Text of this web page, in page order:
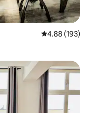
คะแนนเฉลี่ย
4.88 (193)